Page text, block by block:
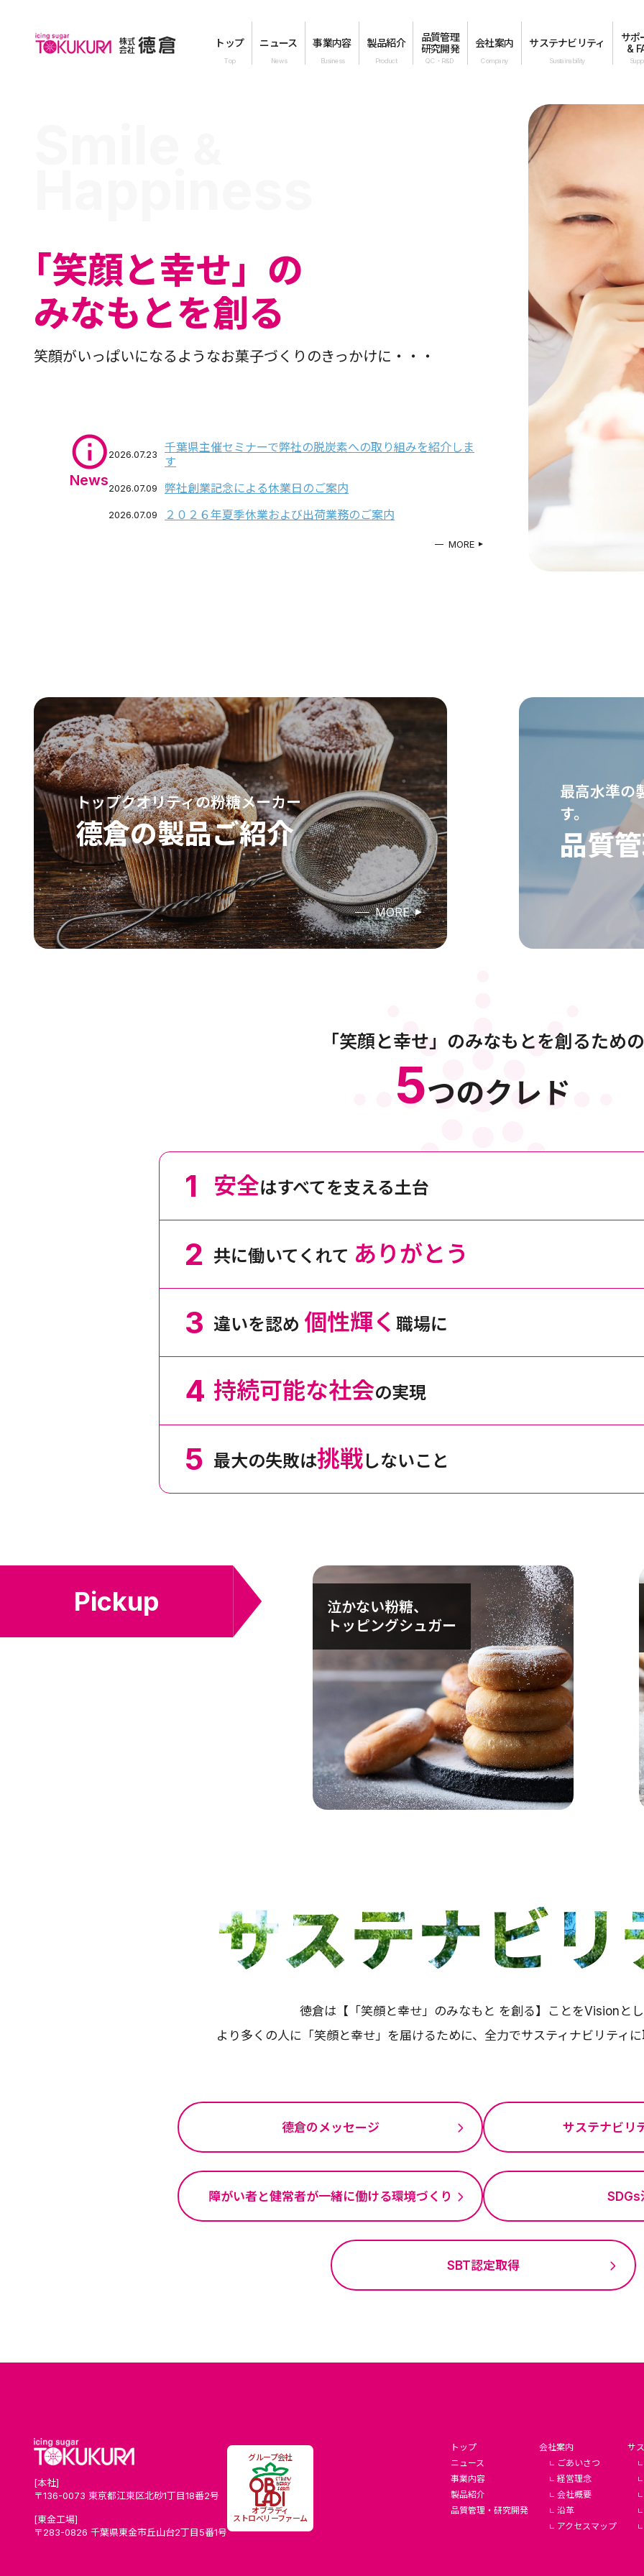
トップ ニュース 事業内容 製品紹介
品質管理
研究開発
会社案内 サステナビリティ
サポ
&
「笑顔と幸せ」の
みなもとを創る
笑顔がいっぱいになるようなお菓子づくりのきっかけに・・・
News
2026.07.23
千葉県主催セミナーで弊社の脱炭素への取り組みを紹介しま
す
2026.07.09 弊社創業記念による休業日のご案内
2026.07.09 ２０２６年夏季休業および出荷業務のご案内
MORE
トップクオリティの粉糖メーカー
德倉の製品ご紹介
MORE
最高水準の
す。
品質
「笑顔と幸せ」のみなもとを創るための
5つのクレド
安全はすべてを支える土台
共に働いてくれて ありがとう
違いを認め 個性輝く 職場に
持続可能な社会の実現
最大の失敗は挑戦しないこと
Pickup
泣かない粉糖、
トッピングシュガー
サステナビリ
徳倉は【「笑顔と幸せ」のみなもと を創る】ことをVisionと
より多くの人に「笑顔と幸せ」を届けるために、全力でサスティナビリティ
德倉のメッセージ サステナビリ
障がい者と健常者が一緒に働ける環境づくり SDGs
SBT認定取得
[本社]
〒136-0073 東京都江東区北砂1丁目18番2号
[東金工場]
〒283-0826 千葉県東金市丘山台2丁目5番1号
グループ会社
オブラディ
ストロベリーファーム
トップ
ニュース
事業内容
製品紹介
品質管理・研究開発
会社案内
ごあいさつ
経営理念
会社概要
沿革
アクセスマップ
サ